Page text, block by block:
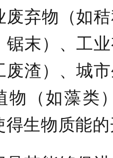
废弃物（如
锯末）、工
废渣）、城
物（如藻类
得生物质能